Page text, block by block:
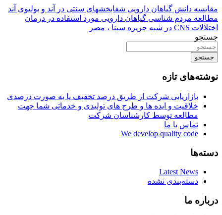
مقایسه دانش گیاهان دارویی شفابخشهای سنتی در آند و بولیوی آند
مطالعه مردم شناسی گیاهان دارویی مورد استفاده در درمان
اختلالات CNS در شبه جزیره سینا ، مصر
جستجو
جستجو
نوشته‌های تازه
بازاریابی شرکت از طریق درصد تخفیف یا به صورت درصدی
خلاقیت و ایده ها و طرح های تولیدی و خدماتی شما جهت
مطالعه توسط کارشناسان شرکت
تماس با ما
We develop quality code
دسته‌ها
Latest News
دسته‌بندی نشده
درباره ما